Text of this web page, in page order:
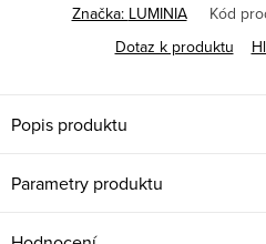
Značka: LUMINIA Kód
Dotaz k produktu
Popis produktu
Parametry produktu